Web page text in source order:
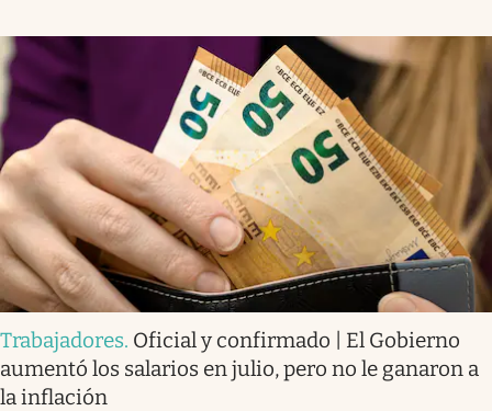
Trabajadores. Oficial y confirmado | El Gobierno
aumentó los salarios en julio, pero no le ganaron a
la inflación